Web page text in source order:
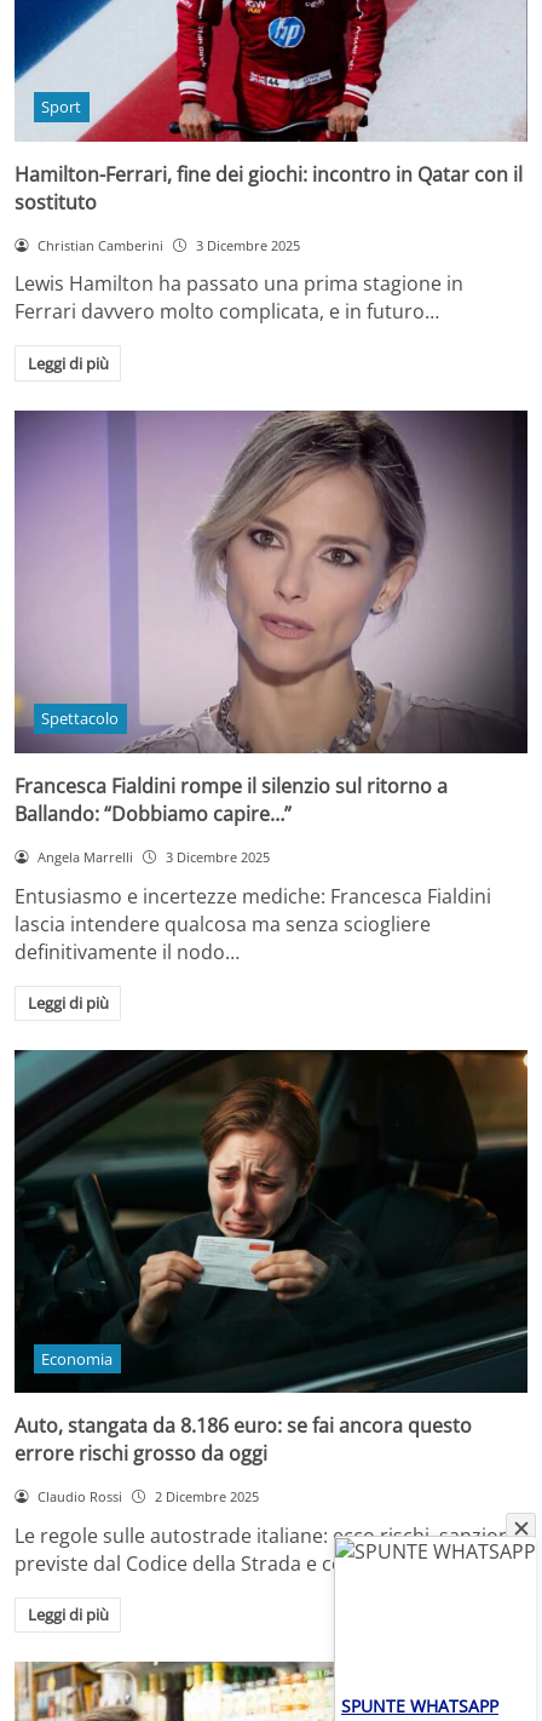
Sport
Hamilton-Ferrari, fine dei giochi: incontro in Qatar con il
sostituto
Christian Camberini 3 Dicembre 2025
Lewis Hamilton ha passato una prima stagione in
Ferrari davvero molto complicata, e in futuro…
Leggi di più
Spettacolo
Francesca Fialdini rompe il silenzio sul ritorno a
Ballando: “Dobbiamo capire…”
Angela Marrelli 3 Dicembre 2025
Entusiasmo e incertezze mediche: Francesca Fialdini
lascia intendere qualcosa ma senza sciogliere
definitivamente il nodo…
Leggi di più
Economia
Auto, stangata da 8.186 euro: se fai ancora questo
errore rischi grosso da oggi
Claudio Rossi 2 Dicembre 2025
Le regole sulle autostrade italiane: ecco rischi, sanzioni
previste dal Codice della Strada e come…
Leggi di più
SPUNTE WHATSAPP